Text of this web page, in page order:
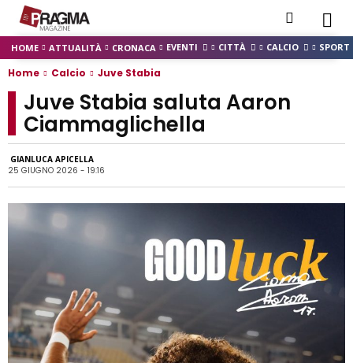
HOME ATTUALITÀ CRONACA EVENTI CITTÀ CALCIO SPORT
Home Calcio Juve Stabia
Juve Stabia saluta Aaron
Ciammaglichella
GIANLUCA APICELLA
25 GIUGNO 2026 - 19:16